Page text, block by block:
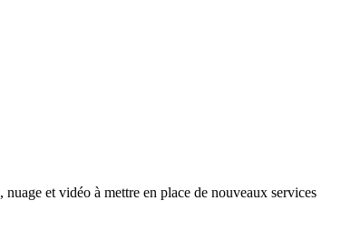
et vidéo à mettre en place de nouveaux services